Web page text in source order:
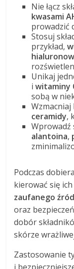
Nie łącz
kwasami
prowadzić
Stosuj
przykład,
Unikaj
iwitaminy
sobą w
Wzmacniaj
ceramidy,
Wprowadź
alantoina,
Podczas
kierować się
zaufanego
oraz
dobór
skórze
Zastosowanie